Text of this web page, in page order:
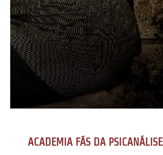
ACADEMIA FÃS DA PSICANÁLISE